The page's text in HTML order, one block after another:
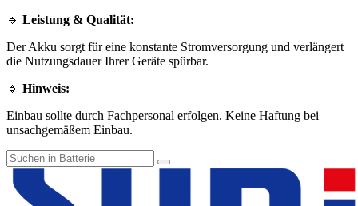
🔹 Leistung & Qualität:
Der Akku sorgt für eine konstante Stromversorgung und verlängert
die Nutzungsdauer Ihrer Geräte spürbar.
🔹 Hinweis:
Einbau sollte durch Fachpersonal erfolgen. Keine Haftung bei
unsachgemäßem Einbau.